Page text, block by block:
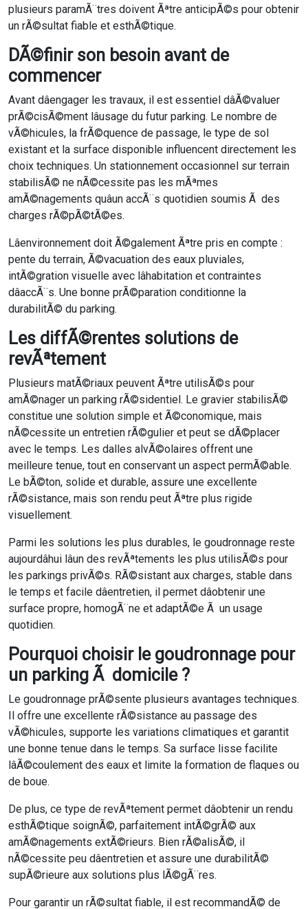
plusieurs paramÃ¨tres doivent Ãªtre anticipÃ©s pour obtenir
un rÃ©sultat fiable et esthÃ©tique.
DÃ©finir son besoin avant de
commencer
Avant dâengager les travaux, il est essentiel dâÃ©valuer
prÃ©cisÃ©ment lâusage du futur parking. Le nombre de
vÃ©hicules, la frÃ©quence de passage, le type de sol
existant et la surface disponible influencent directement les
choix techniques. Un stationnement occasionnel sur terrain
stabilisÃ© ne nÃ©cessite pas les mÃªmes
amÃ©nagements quâun accÃ¨s quotidien soumis Ã des
charges rÃ©pÃ©tÃ©es.
Lâenvironnement doit Ã©galement Ãªtre pris en compte :
pente du terrain, Ã©vacuation des eaux pluviales,
intÃ©gration visuelle avec lâhabitation et contraintes
dâaccÃ¨s. Une bonne prÃ©paration conditionne la
durabilitÃ© du parking.
Les diffÃ©rentes solutions de
revÃªtement
Plusieurs matÃ©riaux peuvent Ãªtre utilisÃ©s pour
amÃ©nager un parking rÃ©sidentiel. Le gravier stabilisÃ©
constitue une solution simple et Ã©conomique, mais
nÃ©cessite un entretien rÃ©gulier et peut se dÃ©placer
avec le temps. Les dalles alvÃ©olaires offrent une
meilleure tenue, tout en conservant un aspect permÃ©able.
Le bÃ©ton, solide et durable, assure une excellente
rÃ©sistance, mais son rendu peut Ãªtre plus rigide
visuellement.
Parmi les solutions les plus durables, le goudronnage reste
aujourdâhui lâun des revÃªtements les plus utilisÃ©s pour
les parkings privÃ©s. RÃ©sistant aux charges, stable dans
le temps et facile dâentretien, il permet dâobtenir une
surface propre, homogÃ¨ne et adaptÃ©e Ã un usage
quotidien.
Pourquoi choisir le goudronnage pour
un parking Ã domicile ?
Le goudronnage prÃ©sente plusieurs avantages techniques.
Il offre une excellente rÃ©sistance au passage des
vÃ©hicules, supporte les variations climatiques et garantit
une bonne tenue dans le temps. Sa surface lisse facilite
lâÃ©coulement des eaux et limite la formation de flaques ou
de boue.
De plus, ce type de revÃªtement permet dâobtenir un rendu
esthÃ©tique soignÃ©, parfaitement intÃ©grÃ© aux
amÃ©nagements extÃ©rieurs. Bien rÃ©alisÃ©, il
nÃ©cessite peu dâentretien et assure une durabilitÃ©
supÃ©rieure aux solutions plus lÃ©gÃ¨res.
Pour garantir un rÃ©sultat fiable, il est recommandÃ© de